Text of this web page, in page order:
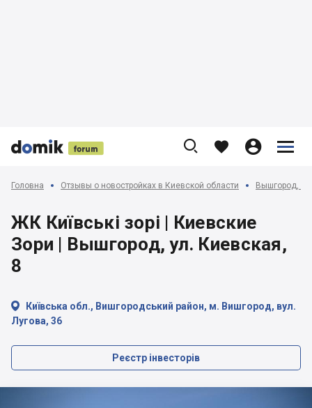


 
    


Головна Отзывы о новостройках в Киевской области Вышгород,
ЖК Київські зорі | Киевские
Зори | Вышгород, ул. Киевская,
8

Київська обл., Вишгородський район, м. Вишгород, вул.
Лугова, 36
Реєстр інвесторів